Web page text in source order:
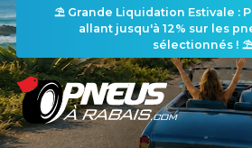
⛱️ Grande Liquidation Estivale :
allant jusqu'à 12% sur les
sélectionnés ! ⛱️